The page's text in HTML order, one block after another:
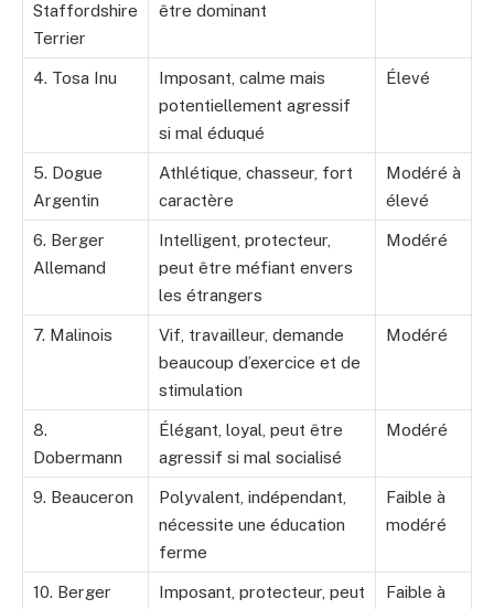
Staffordshire
Terrier
être dominant
4. Tosa Inu
Imposant, calme mais
potentiellement agressif
si mal éduqué
Élevé
5. Dogue
Argentin
Athlétique, chasseur, fort
caractère
Modéré à
élevé
6. Berger
Allemand
Intelligent, protecteur,
peut être méfiant envers
les étrangers
Modéré
7. Malinois
Vif, travailleur, demande
beaucoup d’exercice et de
stimulation
Modéré
8.
Dobermann
Élégant, loyal, peut être
agressif si mal socialisé
Modéré
9. Beauceron
Polyvalent, indépendant,
nécessite une éducation
ferme
Faible à
modéré
10. Berger
Imposant, protecteur, peut
Faible à